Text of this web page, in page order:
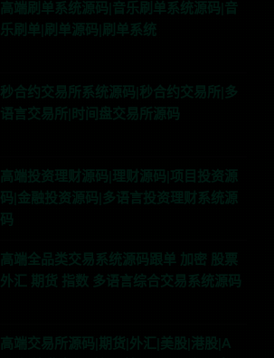
高端刷单系统源码|音乐刷单系统源码|音
乐刷单|刷单源码|刷单系统
秒合约交易所系统源码|秒合约交易所|多
语言交易所|时间盘交易所源码
高端投资理财源码|理财源码|项目投资源
码|金融投资源码|多语言投资理财系统源
码
高端全品类交易系统源码跟单 加密 股票
外汇 期货 指数 多语言综合交易系统源码
高端交易所源码|期货|外汇|美股|港股|A